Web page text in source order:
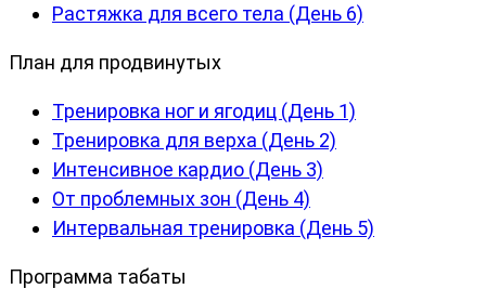
Растяжка для всего тела (День 6)
План для продвинутых
Тренировка ног и ягодиц (День 1)
Тренировка для верха (День 2)
Интенсивное кардио (День 3)
От проблемных зон (День 4)
Интервальная тренировка (День 5)
Программа табаты